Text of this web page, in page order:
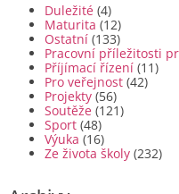
Duležité (4)
Maturita (12)
Ostatní (133)
Pracovní příležitosti
Příjímací řízení (11)
Pro veřejnost (42)
Projekty (56)
Soutěže (121)
Sport (48)
Výuka (16)
Ze života školy (232)